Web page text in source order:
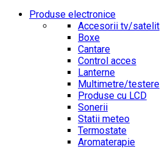
Produse electronice
Accesorii tv/satelit
Boxe
Cantare
Control acces
Lanterne
Multimetre/testere
Produse cu LCD
Sonerii
Statii meteo
Termostate
Aromaterapie